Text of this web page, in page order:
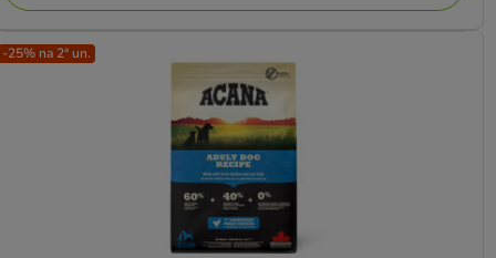
-25% na 2ª un.